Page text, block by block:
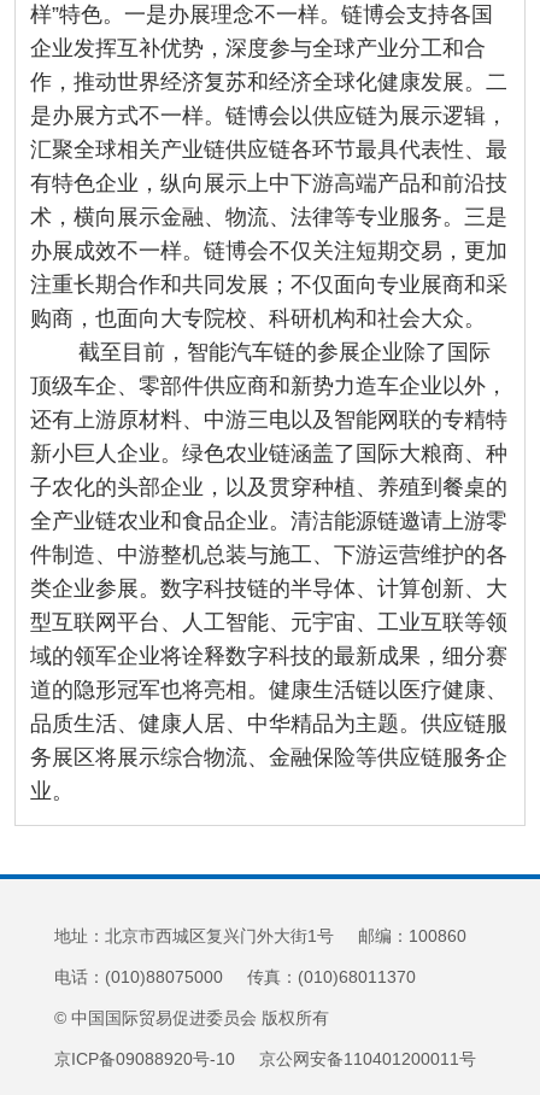
样”特色。一是办展理念不一样。链博会支持各国
企业发挥互补优势，深度参与全球产业分工和合
作，推动世界经济复苏和经济全球化健康发展。二
是办展方式不一样。链博会以供应链为展示逻辑，
汇聚全球相关产业链供应链各环节最具代表性、最
有特色企业，纵向展示上中下游高端产品和前沿技
术，横向展示金融、物流、法律等专业服务。三是
办展成效不一样。链博会不仅关注短期交易，更加
注重长期合作和共同发展；不仅面向专业展商和采
购商，也面向大专院校、科研机构和社会大众。
截至目前，智能汽车链的参展企业除了国际
顶级车企、零部件供应商和新势力造车企业以外，
还有上游原材料、中游三电以及智能网联的专精特
新小巨人企业。绿色农业链涵盖了国际大粮商、种
子农化的头部企业，以及贯穿种植、养殖到餐桌的
全产业链农业和食品企业。清洁能源链邀请上游零
件制造、中游整机总装与施工、下游运营维护的各
类企业参展。数字科技链的半导体、计算创新、大
型互联网平台、人工智能、元宇宙、工业互联等领
域的领军企业将诠释数字科技的最新成果，细分赛
道的隐形冠军也将亮相。健康生活链以医疗健康、
品质生活、健康人居、中华精品为主题。供应链服
务展区将展示综合物流、金融保险等供应链服务企
业。
地址：北京市西城区复兴门外大街1号 邮编：100860
电话：(010)88075000 传真：(010)68011370
© 中国国际贸易促进委员会 版权所有
京ICP备09088920号-10 京公网安备110401200011号